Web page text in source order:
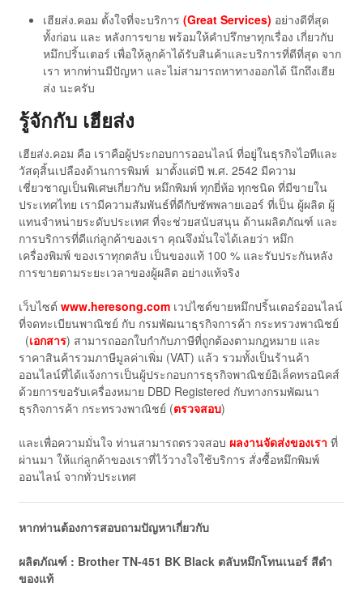
เฮียส่ง.คอม ตั้งใจที่จะบริการ (Great Services) อย่างดีที่สุด
ทั้งก่อน และ หลังการขาย พร้อมให้คำปรึกษาทุกเรื่อง เกี่ยวกับ
หมึกปริ้นเตอร์ เพื่อให้ลูกค้าได้รับสินค้าและบริการที่ดีที่สุด จาก
เรา หากท่านมีปัญหา และไม่สามารถหาทางออกได้ นึกถึงเฮีย
ส่ง นะครับ
รู้จักกับ เฮียส่ง
เฮียส่ง.คอม คือ เราคือผู้ประกอบการออนไลน์ ที่อยู่ในธุรกิจไอทีและ
วัสดุสิ้นเปลืองด้านการพิมพ์ มาตั้งแต่ปี พ.ศ. 2542 มีความ
เชี่ยวชาญเป็นพิเศษเกี่ยวกับ หมึกพิมพ์ ทุกยี่ห้อ ทุกชนิด ที่มีขายใน
ประเทศไทย เรามีความสัมพันธ์ที่ดีกับซัพพลายเออร์ ที่เป็น ผู้ผลิต ผู้
แทนจำหน่ายระดับประเทศ ที่จะช่วยสนับสนุน ด้านผลิตภัณฑ์ และ
การบริการที่ดีแก่ลูกค้าของเรา คุณจึงมั่นใจได้เลยว่า หมึก
เครื่องพิมพ์ ของเราทุกตลับ เป็นของแท้ 100 % และรับประกันหลัง
การขายตามระยะเวลาของผู้ผลิต อย่างแท้จริง
เว็บไซต์ www.heresong.comเวปไซต์ขายหมึกปริ้นเตอร์ออนไลน์
ที่จดทะเบียนพาณิชย์ กับ กรมพัฒนาธุรกิจการค้า กระทรวงพาณิชย์
(เอกสาร) สามารถออกใบกำกับภาษีที่ถูกต้องตามกฎหมาย และ
ราคาสินค้ารวมภาษีมูลค่าเพิ่ม (VAT) แล้ว รวมทั้งเป็นร้านค้า
ออนไลน์ที่ได้แจ้งการเป็นผู้ประกอบการธุรกิจพาณิชย์อิเล็คทรอนิคส์
ด้วยการขอรับเครื่องหมาย DBD Registered กับทางกรมพัฒนา
ธุรกิจการค้า กระทรวงพาณิชย์ (ตรวจสอบ)
และเพื่อความมั่นใจ ท่านสามารถตรวจสอบ ผลงานจัดส่งของเรา ที่
ผ่านมา ให้แก่ลูกค้าของเราที่ไว้วางใจใช้บริการ สั่งซื้อหมึกพิมพ์
ออนไลน์ จากทั่วประเทศ
หากท่านต้องการสอบถามปัญหาเกี่ยวกับ
ผลิตภัณฑ์ : Brother TN-451 BK Black ตลับหมึกโทนเนอร์ สีดำ
ของแท้